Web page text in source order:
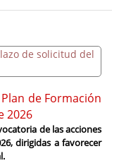
de Formación
2026
de las acciones
dirigidas a favorecer